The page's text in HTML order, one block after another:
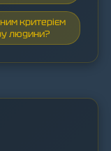
критерієм
людини?